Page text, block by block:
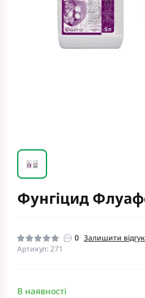
Фунгіцид
0 Залишити відгук
Артикул: 271
В наявності